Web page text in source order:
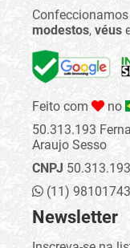
Confeccionamos
modestos, véus
Feito com no
50.313.193
Araujo Sesso
CNPJ
(11)
Newsletter